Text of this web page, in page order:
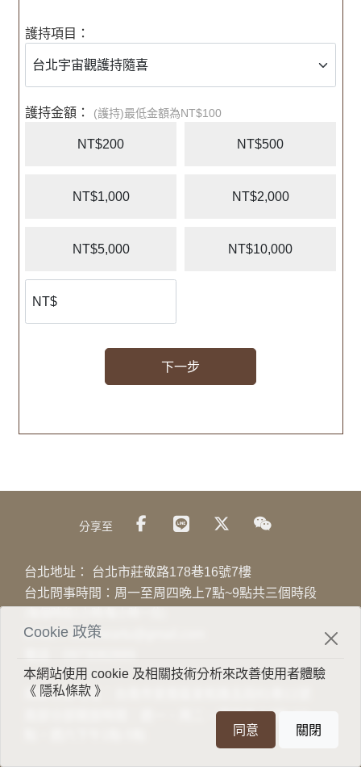
護持項目：
護持金額： (護持)最低金額為NT$100
NT$200 NT$500
NT$1,000 NT$2,000
NT$5,000 NT$10,000
下一步
Cookie 政策
本網站使用 cookie 及相關技術分析來改善使用者體驗
《 隱私條款 》
同意 關閉
分享至
台北地址： 台北市莊敬路178巷16號7樓
台北問事時間：周一至周四晚上7點~9點共三個時段
Email： viewheartu@gmail.com
南部分部地址：台南市安南區安和路五段81巷11號
南部分部開放時間：週一、周二、週四晚上7點-10